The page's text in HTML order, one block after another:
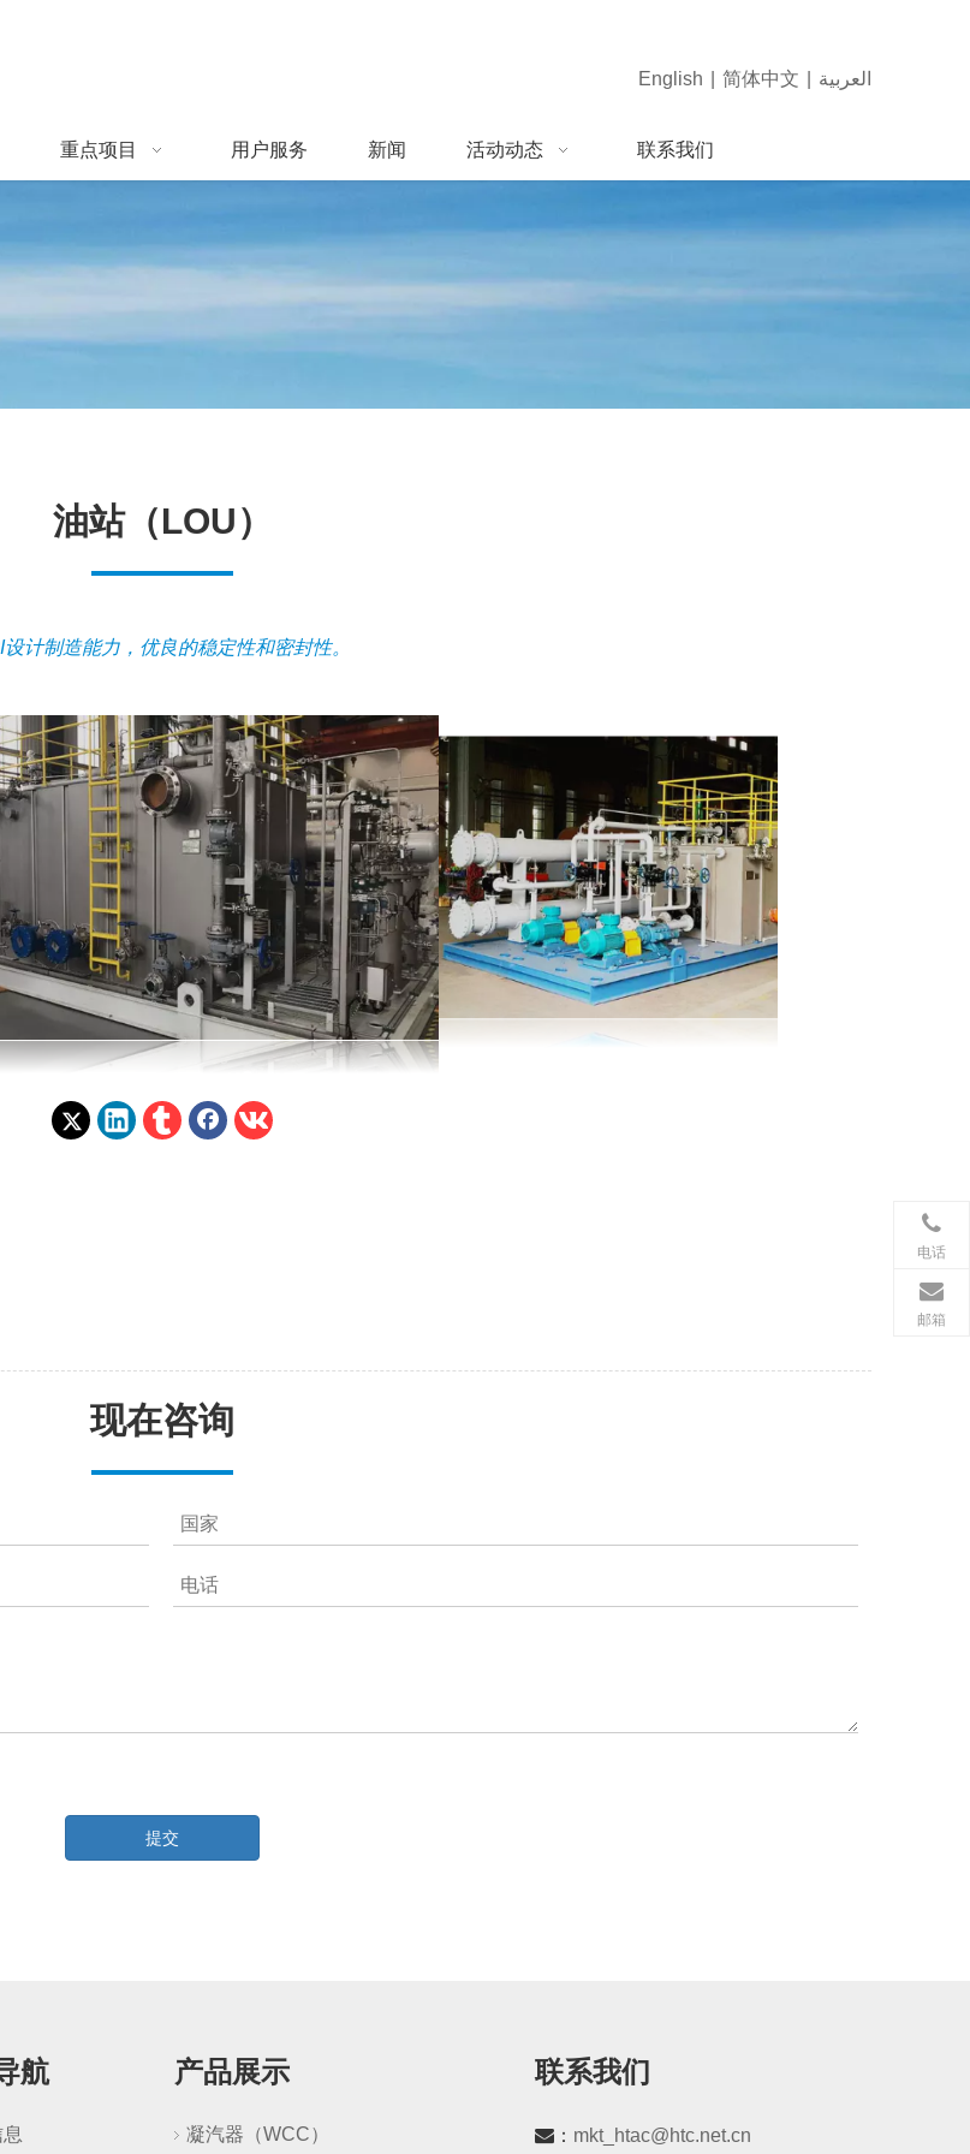
English 简体中文 العربية
重点项目 用户服务 新闻 活动动态 联系我们
油站（LOU）
设计制造能力，优良的稳定性和密封性。
现在咨询
提交
航 产品展示
凝汽器（WCC）
联系我们
： mkt_htac@htc.net.cn
电话
邮箱